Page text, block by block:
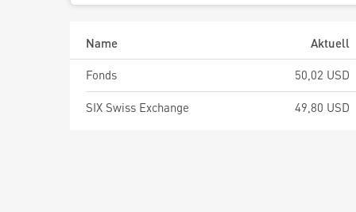
Name
Aktuell
Fonds
50,02 USD
SIX Swiss Exchange 49,80 USD